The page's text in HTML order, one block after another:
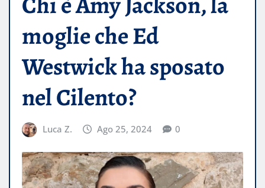
moglie che Ed
Westwick ha sposato
nel Cilento?
Luca Z. Ago 25, 2024 0